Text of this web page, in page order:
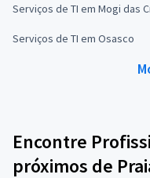
Serviços de TI em Mogi das
Serviços de TI em Osasco
Encontre
próximos de